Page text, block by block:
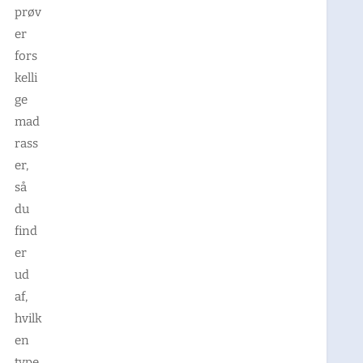
prøv
er
fors
kelli
ge
mad
rass
er,
så
du
find
er
ud
af,
hvilk
en